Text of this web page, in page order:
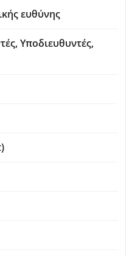
ευθύνης
Υποδιευθυντές,